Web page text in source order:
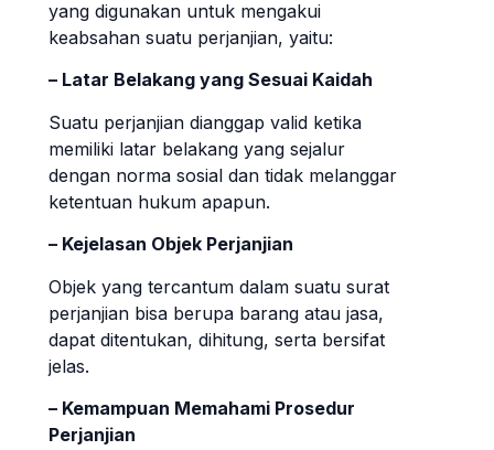
yang digunakan untuk mengakui
keabsahan suatu perjanjian, yaitu:
– Latar Belakang yang Sesuai Kaidah
Suatu perjanjian dianggap valid ketika
memiliki latar belakang yang sejalur
dengan norma sosial dan tidak melanggar
ketentuan hukum apapun.
– Kejelasan Objek Perjanjian
Objek yang tercantum dalam suatu surat
perjanjian bisa berupa barang atau jasa,
dapat ditentukan, dihitung, serta bersifat
jelas.
– Kemampuan Memahami Prosedur
Perjanjian